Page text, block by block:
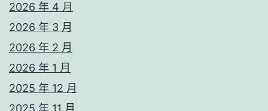
2026 年 4 月
2026 年 3 月
2026 年 2 月
2026 年 1 月
2025 年 12 月
2025 年 11 月